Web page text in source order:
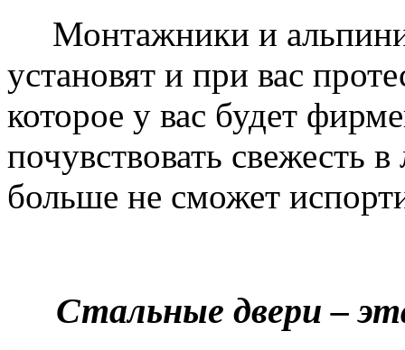
Монтажники и
установят и при вас
которое у вас будет
почувствовать свежесть
больше не сможет
Стальные двери –